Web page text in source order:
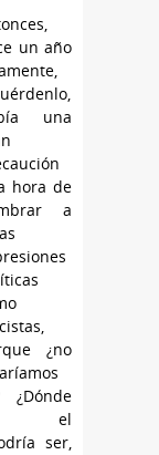
un año
una
hora de
a
¿no
¿Dónde
el
ser,